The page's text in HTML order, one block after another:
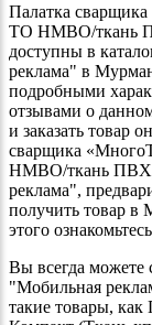
Палатка
ТО НМВО/ткань
доступны в
реклама" в
подробными
отзывами о
и заказать товар
сварщика
НМВО/ткань ПВХ)
реклама",
получить товар в
этого
Вы всегда можете
"Мобильная
такие товары,